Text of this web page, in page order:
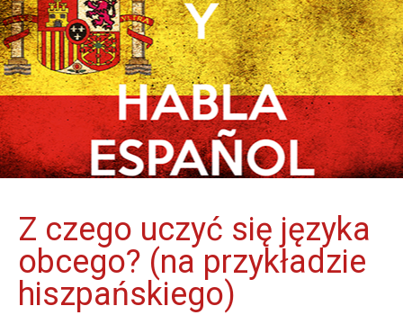
Z czego uczyć się języka
obcego? (na przykładzie
hiszpańskiego)